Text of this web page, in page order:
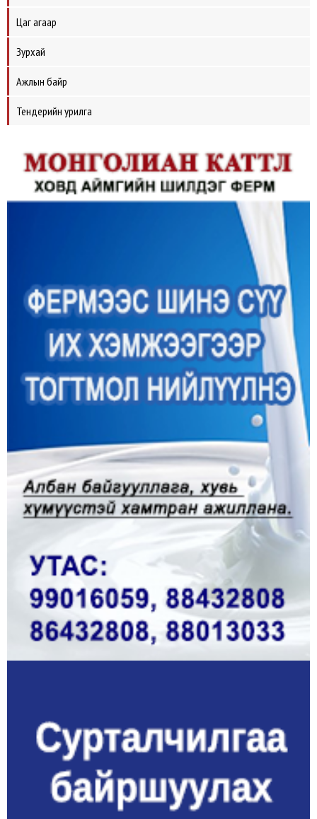
Цаг агаар
Зурхай
Ажлын байр
Тендерийн урилга